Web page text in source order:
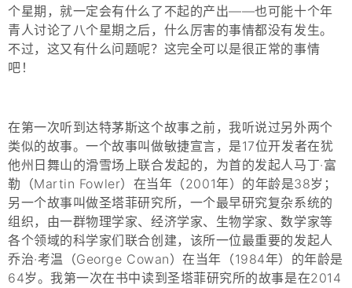
个星期，就一定会有什么了不起的产出——也可能十个年
青人讨论了八个星期之后，什么厉害的事情都没有发生。
不过，这又有什么问题呢？这完全可以是很正常的事情
吧！
在第一次听到达特茅斯这个故事之前，我听说过另外两个
类似的故事。一个故事叫做敏捷宣言，是17位开发者在犹
他州日舞山的滑雪场上联合发起的，为首的发起人马丁·富
勒（Martin Fowler）在当年（2001年）的年龄是38岁；
另一个故事叫做圣塔菲研究所，一个最早研究复杂系统的
组织，由一群物理学家、经济学家、生物学家、数学家等
各个领域的科学家们联合创建，该所一位最重要的发起人
乔治·考温（George Cowan）在当年（1984年）的年龄是
64岁。我第一次在书中读到圣塔菲研究所的故事是在2014